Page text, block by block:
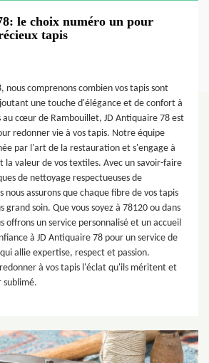
le choix numéro un pour
tapis
nous comprenons combien vos tapis sont
une touche d'élégance et de confort à
cœur de Rambouillet, JD Antiquaire 78 est
redonner vie à vos tapis. Notre équipe
par l'art de la restauration et s'engage à
la valeur de vos textiles. Avec un savoir-faire
de nettoyage respectueuses de
assurons que chaque fibre de vos tapis
grand soin. Que vous soyez à 78120 ou dans
offrons un service personnalisé et un accueil
à JD Antiquaire 78 pour un service de
allie expertise, respect et passion.
à vos tapis l'éclat qu'ils méritent et